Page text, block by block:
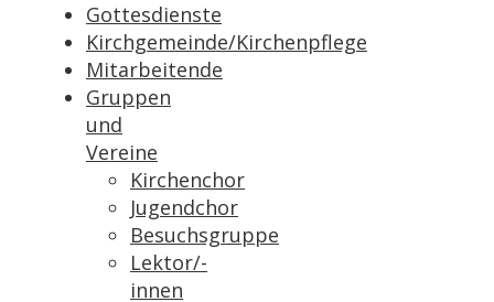
Gottesdienste
Kirchgemeinde/Kirchenpflege
Mitarbeitende
Gruppen
und
Vereine
Kirchenchor
Jugendchor
Besuchsgruppe
Lektor/-
innen